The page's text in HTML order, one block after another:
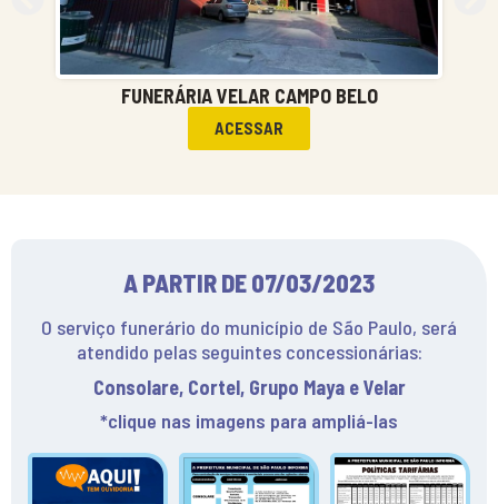
FUNERÁRIA VELAR CAMPO BELO
ACESSAR
A PARTIR DE 07/03/2023
O serviço funerário do município de São Paulo, será
atendido pelas seguintes concessionárias:
Consolare, Cortel, Grupo Maya e Velar​
*clique nas imagens para ampliá-las